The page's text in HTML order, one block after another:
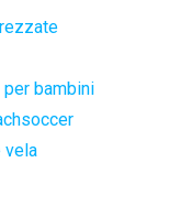
bambini
vela